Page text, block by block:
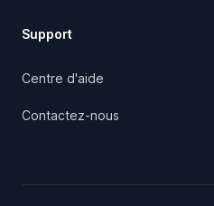
Support
Centre d'aide
Contactez-nous